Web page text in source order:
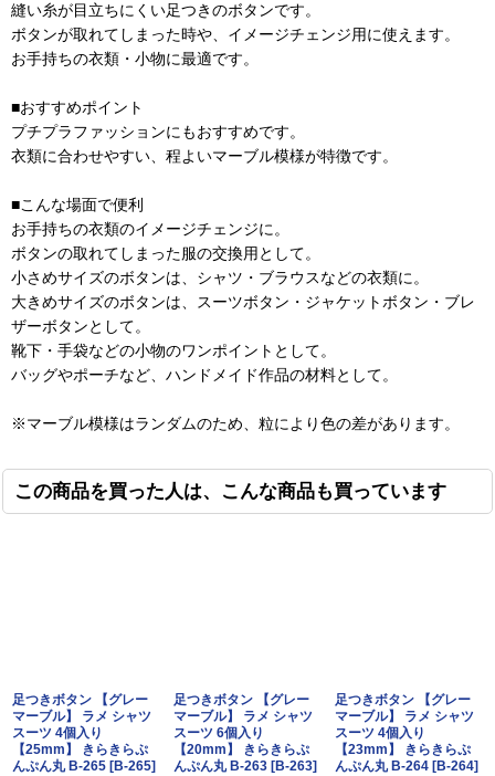
縫い糸が目立ちにくい足つきのボタンです。
ボタンが取れてしまった時や、イメージチェンジ用に使えます。
お手持ちの衣類・小物に最適です。
■おすすめポイント
プチプラファッションにもおすすめです。
衣類に合わせやすい、程よいマーブル模様が特徴です。
■こんな場面で便利
お手持ちの衣類のイメージチェンジに。
ボタンの取れてしまった服の交換用として。
小さめサイズのボタンは、シャツ・ブラウスなどの衣類に。
大きめサイズのボタンは、スーツボタン・ジャケットボタン・ブレ
ザーボタンとして。
靴下・手袋などの小物のワンポイントとして。
バッグやポーチなど、ハンドメイド作品の材料として。
※マーブル模様はランダムのため、粒により色の差があります。
この商品を買った人は、こんな商品も買っています
足つきボタン 【グレー
マーブル】 ラメ シャツ
スーツ 4個入り
【25mm】 きらきらぷ
んぷん丸 B-265 [B-265]
足つきボタン 【グレー
マーブル】 ラメ シャツ
スーツ 6個入り
【20mm】 きらきらぷ
んぷん丸 B-263 [B-263]
足つきボタン 【グレー
マーブル】 ラメ シャツ
スーツ 4個入り
【23mm】 きらきらぷ
んぷん丸 B-264 [B-264]